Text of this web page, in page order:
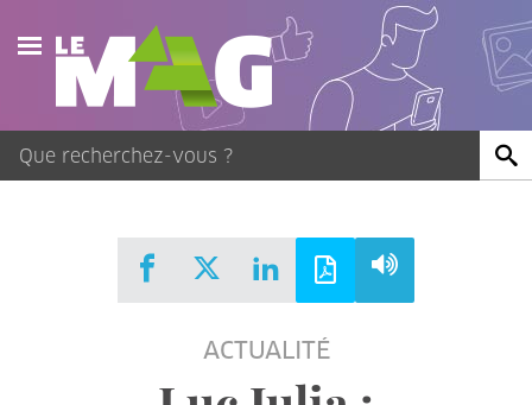
Actualités
Agenda
Publications
ACTUALITÉ